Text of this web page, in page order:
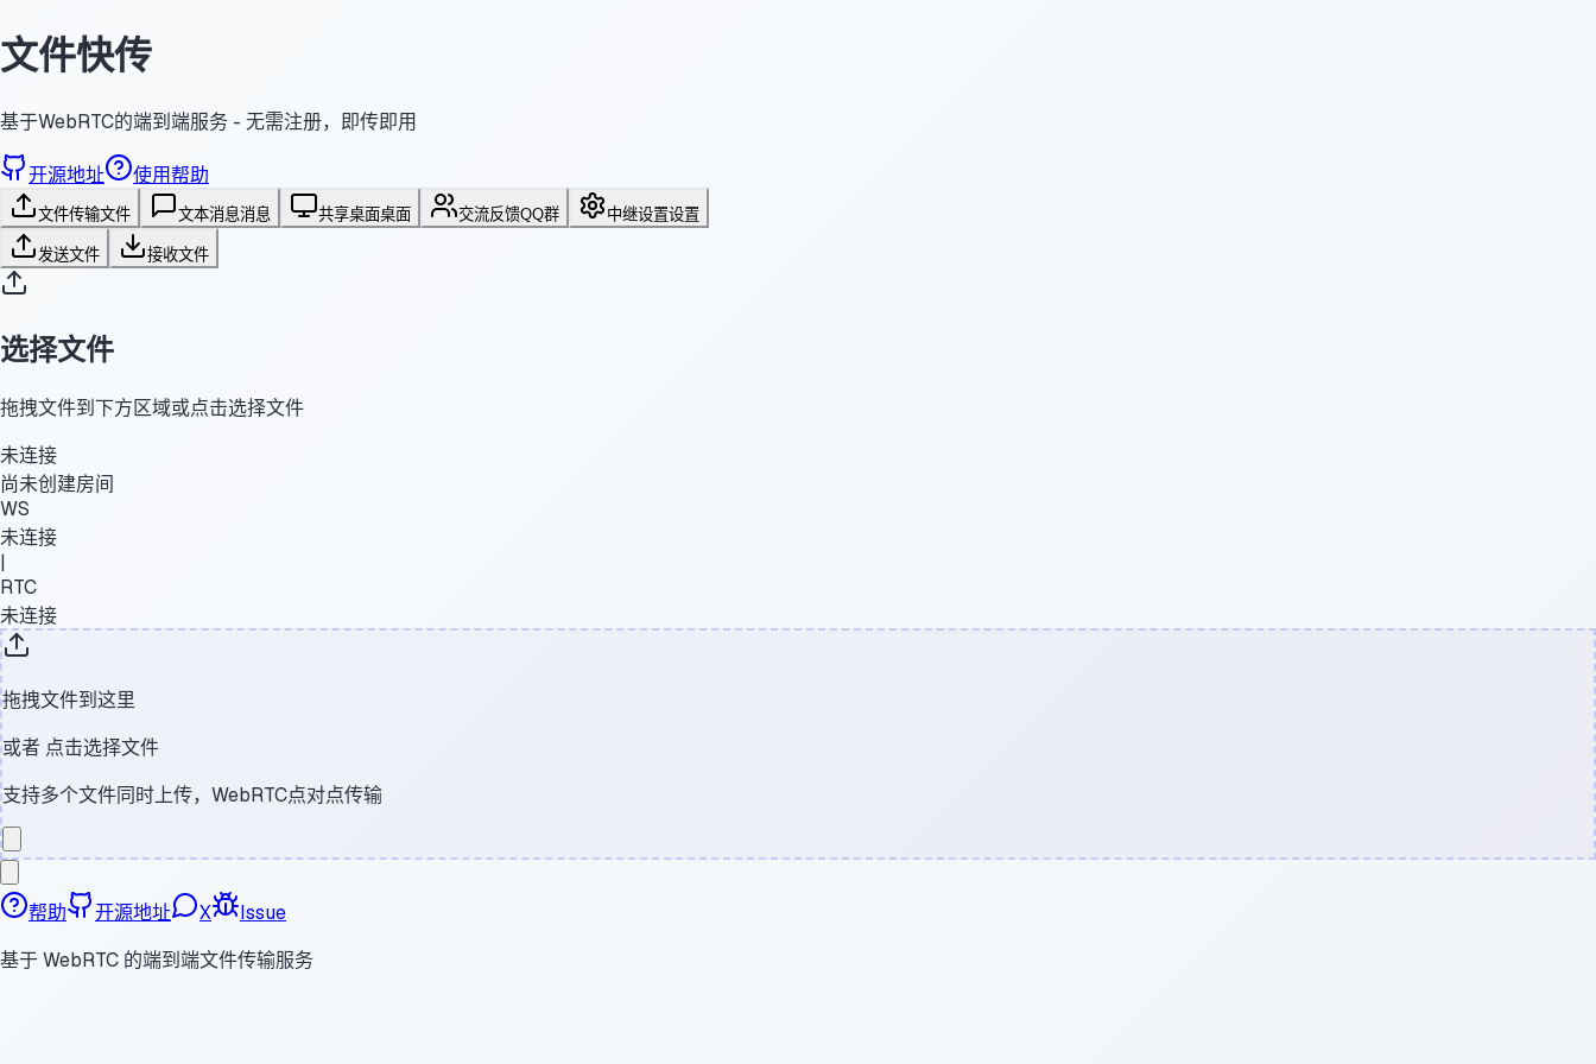
文件快传
基于WebRTC的端到端服务 - 无需注册，即传即用
开源地址 使用帮助
文件传输文件 文本消息消息 共享桌面桌面 交流反馈QQ群 中继设置设置
发送文件 接收文件
选择文件
拖拽文件到下方区域或点击选择文件
未连接
尚未创建房间
WS
未连接
|
RTC
未连接
拖拽文件到这里
或者 点击选择文件
支持多个文件同时上传，WebRTC点对点传输
帮助 开源地址 X
Issue
基于 WebRTC 的端到端文件传输服务